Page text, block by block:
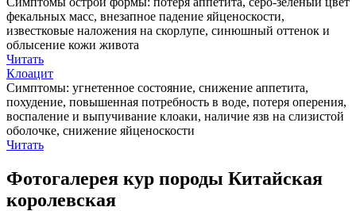
фекальных масс, внезапное падение яйценоскости,
известковые наложения на скорлупе, синюшный оттенок и
облысение кожи живота
Читать
Клоацит
Симптомы: угнетенное состояние, снижение аппетита,
похудение, повышенная потребность в воде, потеря оперения,
воспаление и выпучивание клоаки, наличие язв на слизистой
оболочке, снижение яйценоскости
Читать
Фотогалерея кур породы Китайская
королевская